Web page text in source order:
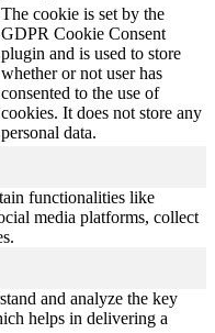
The cookie is set by the
GDPR Cookie Consent
plugin and is used to store
whether or not user has
consented to the use of
cookies. It does not store any
personal data.
functionalities like
media platforms, collect
and analyze the key
helps in delivering a